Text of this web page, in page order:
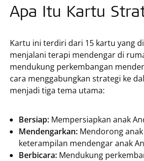
Apa Itu Kartu
Kartu ini terdiri dari 15 kartu yang
menjalani terapi mendengar di
mendukung perkembangan
cara menggabungkan strategi ke
menjadi tiga tema utama:
Bersiap: Mempersiapkan anak
Mendengarkan: Mendorong
keterampilan mendengar anak
Berbicara: Mendukung